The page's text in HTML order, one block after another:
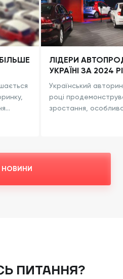
ЛІДЕРИ
УКРАЇНІ ЗА 2024
Український
році
зростання,
було
НОВИНИ
ПИТАННЯ?